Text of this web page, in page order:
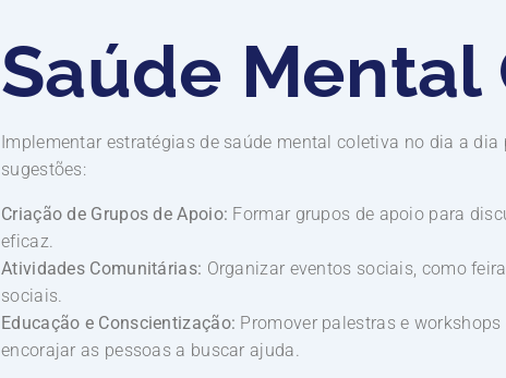
Saúde Mental
Implementar estratégias de saúde mental coletiva no dia a
sugestões:
Criação de Grupos de Apoio: Formar grupos de apoio para
eficaz.
Atividades Comunitárias: Organizar eventos sociais, como
sociais.
Educação e Conscientização: Promover palestras e
encorajar as pessoas a buscar ajuda.